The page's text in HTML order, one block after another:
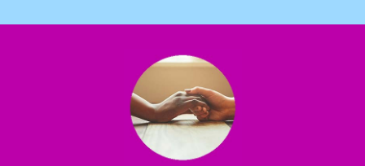
ajudar com certos assuntos. Entre em contato conosco e
saiba como nos ajudar.
saiba mais